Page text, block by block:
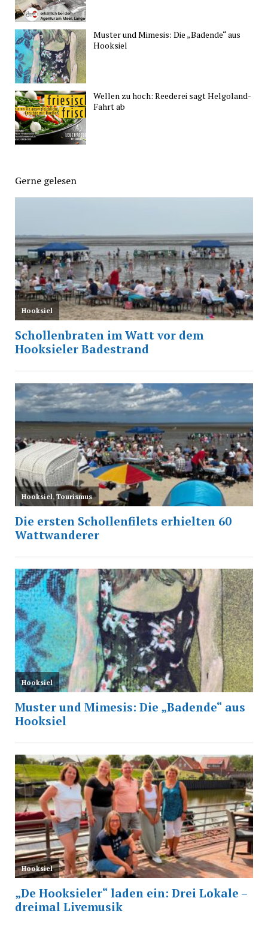
Muster und Mimesis: Die „Badende“ aus
Hooksiel
Wellen zu hoch: Reederei sagt Helgoland-
Fahrt ab
Gerne gelesen